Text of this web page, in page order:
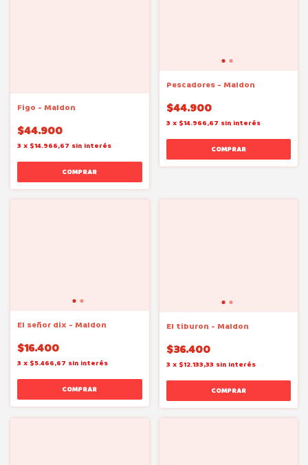
Figo - Maldon
$44.900
3 x $14.966,67 sin interés
Pescadores - Maldon
$44.900
3 x $14.966,67 sin interés
El señor dix - Maldon
$16.400
3 x $5.466,67 sin interés
El tiburon - Maldon
$36.400
3 x $12.133,33 sin interés